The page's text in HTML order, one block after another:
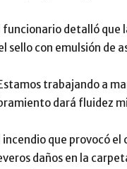
funcionario detalló que
sello con emulsión de
trabajando a
dará fluidez
incendio que provocó
daños en la